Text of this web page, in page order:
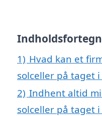
1) Hvad kan et
solceller på taget
2) Indhent altid
solceller på taget